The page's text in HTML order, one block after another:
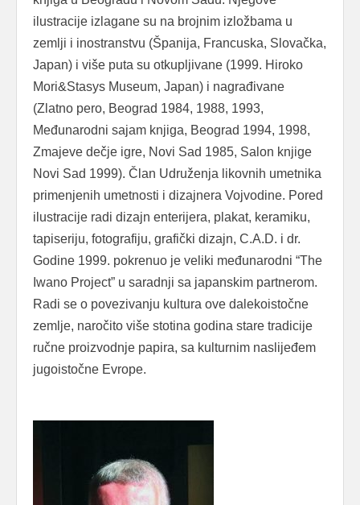
ilustracije izlagane su na brojnim izložbama u
zemlji i inostranstvu (Španija, Francuska, Slovačka,
Japan) i više puta su otkupljivane (1999. Hiroko
Mori&Stasys Museum, Japan) i nagrađivane
(Zlatno pero, Beograd 1984, 1988, 1993,
Međunarodni sajam knjiga, Beograd 1994, 1998,
Zmajeve dečje igre, Novi Sad 1985, Salon knjige
Novi Sad 1999). Član Udruženja likovnih umetnika
primenjenih umetnosti i dizajnera Vojvodine. Pored
ilustracije radi dizajn enterijera, plakat, keramiku,
tapiseriju, fotografiju, grafički dizajn, C.A.D. i dr.
Godine 1999. pokrenuo je veliki međunarodni “The
Iwano Project” u saradnji sa japanskim partnerom.
Radi se o povezivanju kultura ove dalekoistočne
zemlje, naročito više stotina godina stare tradicije
ručne proizvodnje papira, sa kulturnim naslijeđem
jugoistočne Evrope.